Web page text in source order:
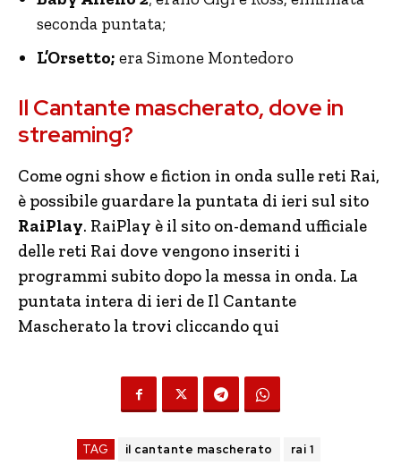
seconda puntata;
L’Orsetto; era Simone Montedoro
Il Cantante mascherato, dove in
streaming?
Come ogni show e fiction in onda sulle reti Rai,
è possibile guardare la puntata di ieri sul sito
RaiPlay. RaiPlay è il sito on-demand ufficiale
delle reti Rai dove vengono inseriti i
programmi subito dopo la messa in onda. La
puntata intera di ieri de Il Cantante
Mascherato la trovi cliccando qui
TAG il cantante mascherato rai 1